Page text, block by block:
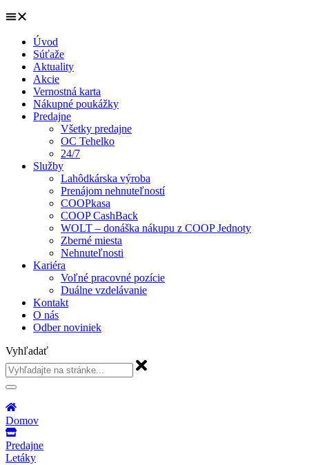
Úvod
Súťaže
Aktuality
Akcie
Vernostná karta
Nákupné poukážky
Predajne
Všetky predajne
OC Tehelko
24/7
Služby
Lahôdkárska výroba
Prenájom nehnuteľností
COOPkasa
COOP CashBack
WOLT – donáška nákupu z COOP Jednoty
Zberné miesta
Nehnuteľnosti
Kariéra
Voľné pracovné pozície
Duálne vzdelávanie
Kontakt
O nás
Odber noviniek
Vyhľadať
Domov
Predajne
Letáky